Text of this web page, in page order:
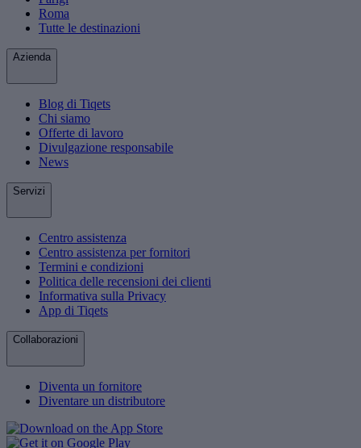
Roma
Tutte le destinazioni
Azienda
Blog di Tiqets
Chi siamo
Offerte di lavoro
Divulgazione responsabile
News
Servizi
Centro assistenza
Centro assistenza per fornitori
Termini e condizioni
Politica delle recensioni dei clienti
Informativa sulla Privacy
App di Tiqets
Collaborazioni
Diventa un fornitore
Diventare un distributore